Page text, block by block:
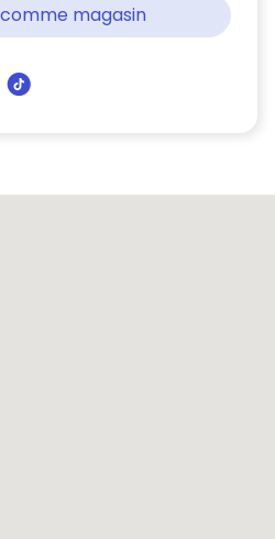
magasin